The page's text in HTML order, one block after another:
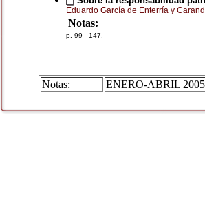
Eduardo García de Enterría y
Notas:
p. 99 - 147.
Notas: ENERO-ABRIL 2005